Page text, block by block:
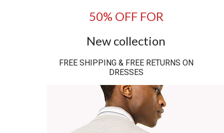
50% OFF FOR
New collection
FREE SHIPPING & FREE RETURNS ON
DRESSES